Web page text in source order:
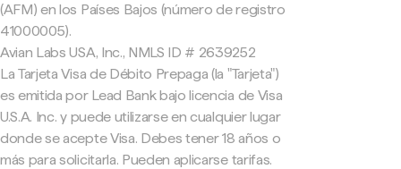
(AFM) en los Países Bajos (número de registro
41000005).
Avian Labs USA, Inc., NMLS ID # 2639252
La Tarjeta Visa de Débito Prepaga (la "Tarjeta")
es emitida por Lead Bank bajo licencia de Visa
U.S.A. Inc. y puede utilizarse en cualquier lugar
donde se acepte Visa. Debes tener 18 años o
más para solicitarla. Pueden aplicarse tarifas.